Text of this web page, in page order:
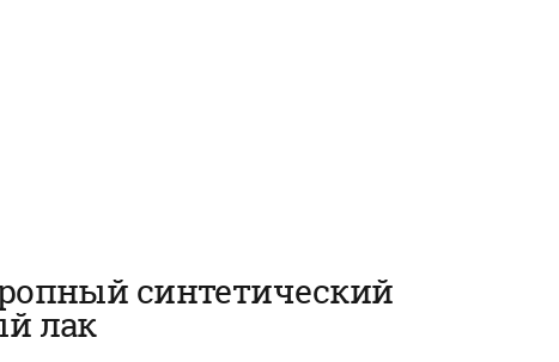
синтетический
лак